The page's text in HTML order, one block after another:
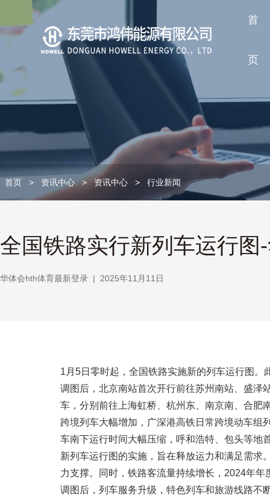
首
页
首页 > 资讯中心 > 资讯中心 > 行业新闻
全国铁路实行新列车运行
华体会hth体育最新登录 | 2025年11月11日
1月5日零时起，全国铁路实施新的列车运行图
调图后，北京南站首次开行前往苏州南站、盛泽
车，分别前往上海虹桥、杭州东、南京南、合肥
跨境列车大幅增加，广深港高铁日常跨境动车组
车南下运行时间大幅压缩，呼和浩特、包头等地
新列车运行图的实施，旨在释放运力和满足需求
力支撑。同时，铁路客流量持续增长，2024年
调图后，列车服务升级，特色列车和旅游线路不